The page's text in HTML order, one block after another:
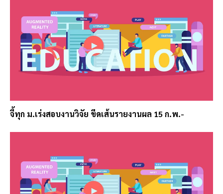
จี้ทุก ม.เร่งสอบงานวิจัย ขีดเส้นรายงานผล 15 ก.พ.-